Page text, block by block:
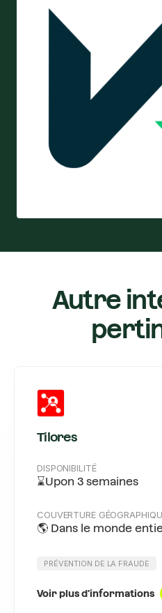
Autre
Tilores
DISPONIBILITÉ
⌛Upon 3 semaines
COUVERTURE
🌎 Dans le monde
PRÉVENTION DE LA FRAUDE
Voir plus d'informations